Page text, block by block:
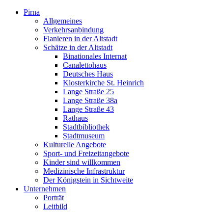
Pirna
Allgemeines
Verkehrsanbindung
Flanieren in der Altstadt
Schätze in der Altstadt
Binationales Internat
Canalettohaus
Deutsches Haus
Klosterkirche St. Heinrich
Lange Straße 25
Lange Straße 38a
Lange Straße 43
Rathaus
Stadtbibliothek
Stadtmuseum
Kulturelle Angebote
Sport- und Freizeitangebote
Kinder sind willkommen
Medizinische Infrastruktur
Der Königstein in Sichtweite
Unternehmen
Porträt
Leitbild